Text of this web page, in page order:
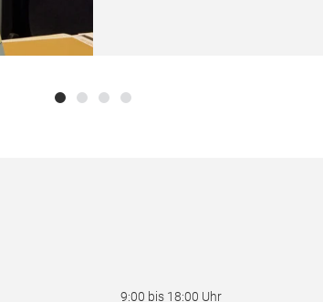
9:00 bis 18:00 Uhr